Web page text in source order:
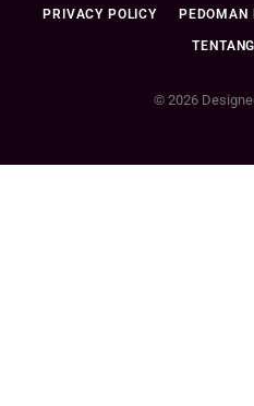
PRIVACY POLICY PEDOMAN
© 2026